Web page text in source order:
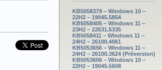
KB5058379 – Windows 10 –
22H2 – 19045.5854
KB5058405 – Windows 11 –
23H2 – 22631.5335
KB5058411 – Windows 11 –
24H2 – 26100.4061
KB5053656 – Windows 11 –
24H2 – 26100.3624 (Préversion)
KB5053606 – Windows 10 –
22H2 – 19045.5608